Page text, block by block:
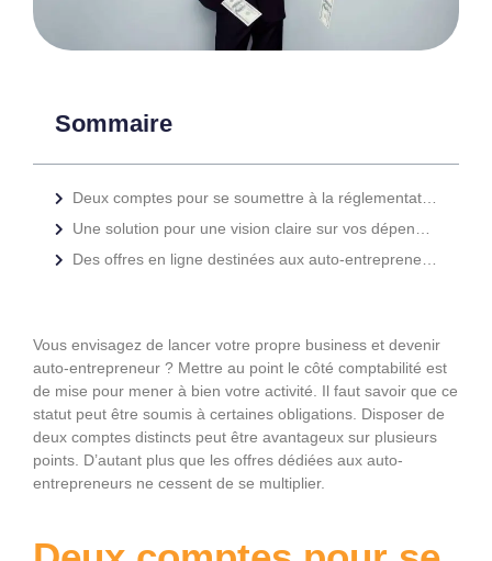
Sommaire
Vous envisagez de lancer votre propre business et devenir
auto-entrepreneur ? Mettre au point le côté comptabilité est
de mise pour mener à bien votre activité. Il faut savoir que ce
statut peut être soumis à certaines obligations. Disposer de
deux comptes distincts peut être avantageux sur plusieurs
points. D’autant plus que les offres dédiées aux auto-
entrepreneurs ne cessent de se multiplier.